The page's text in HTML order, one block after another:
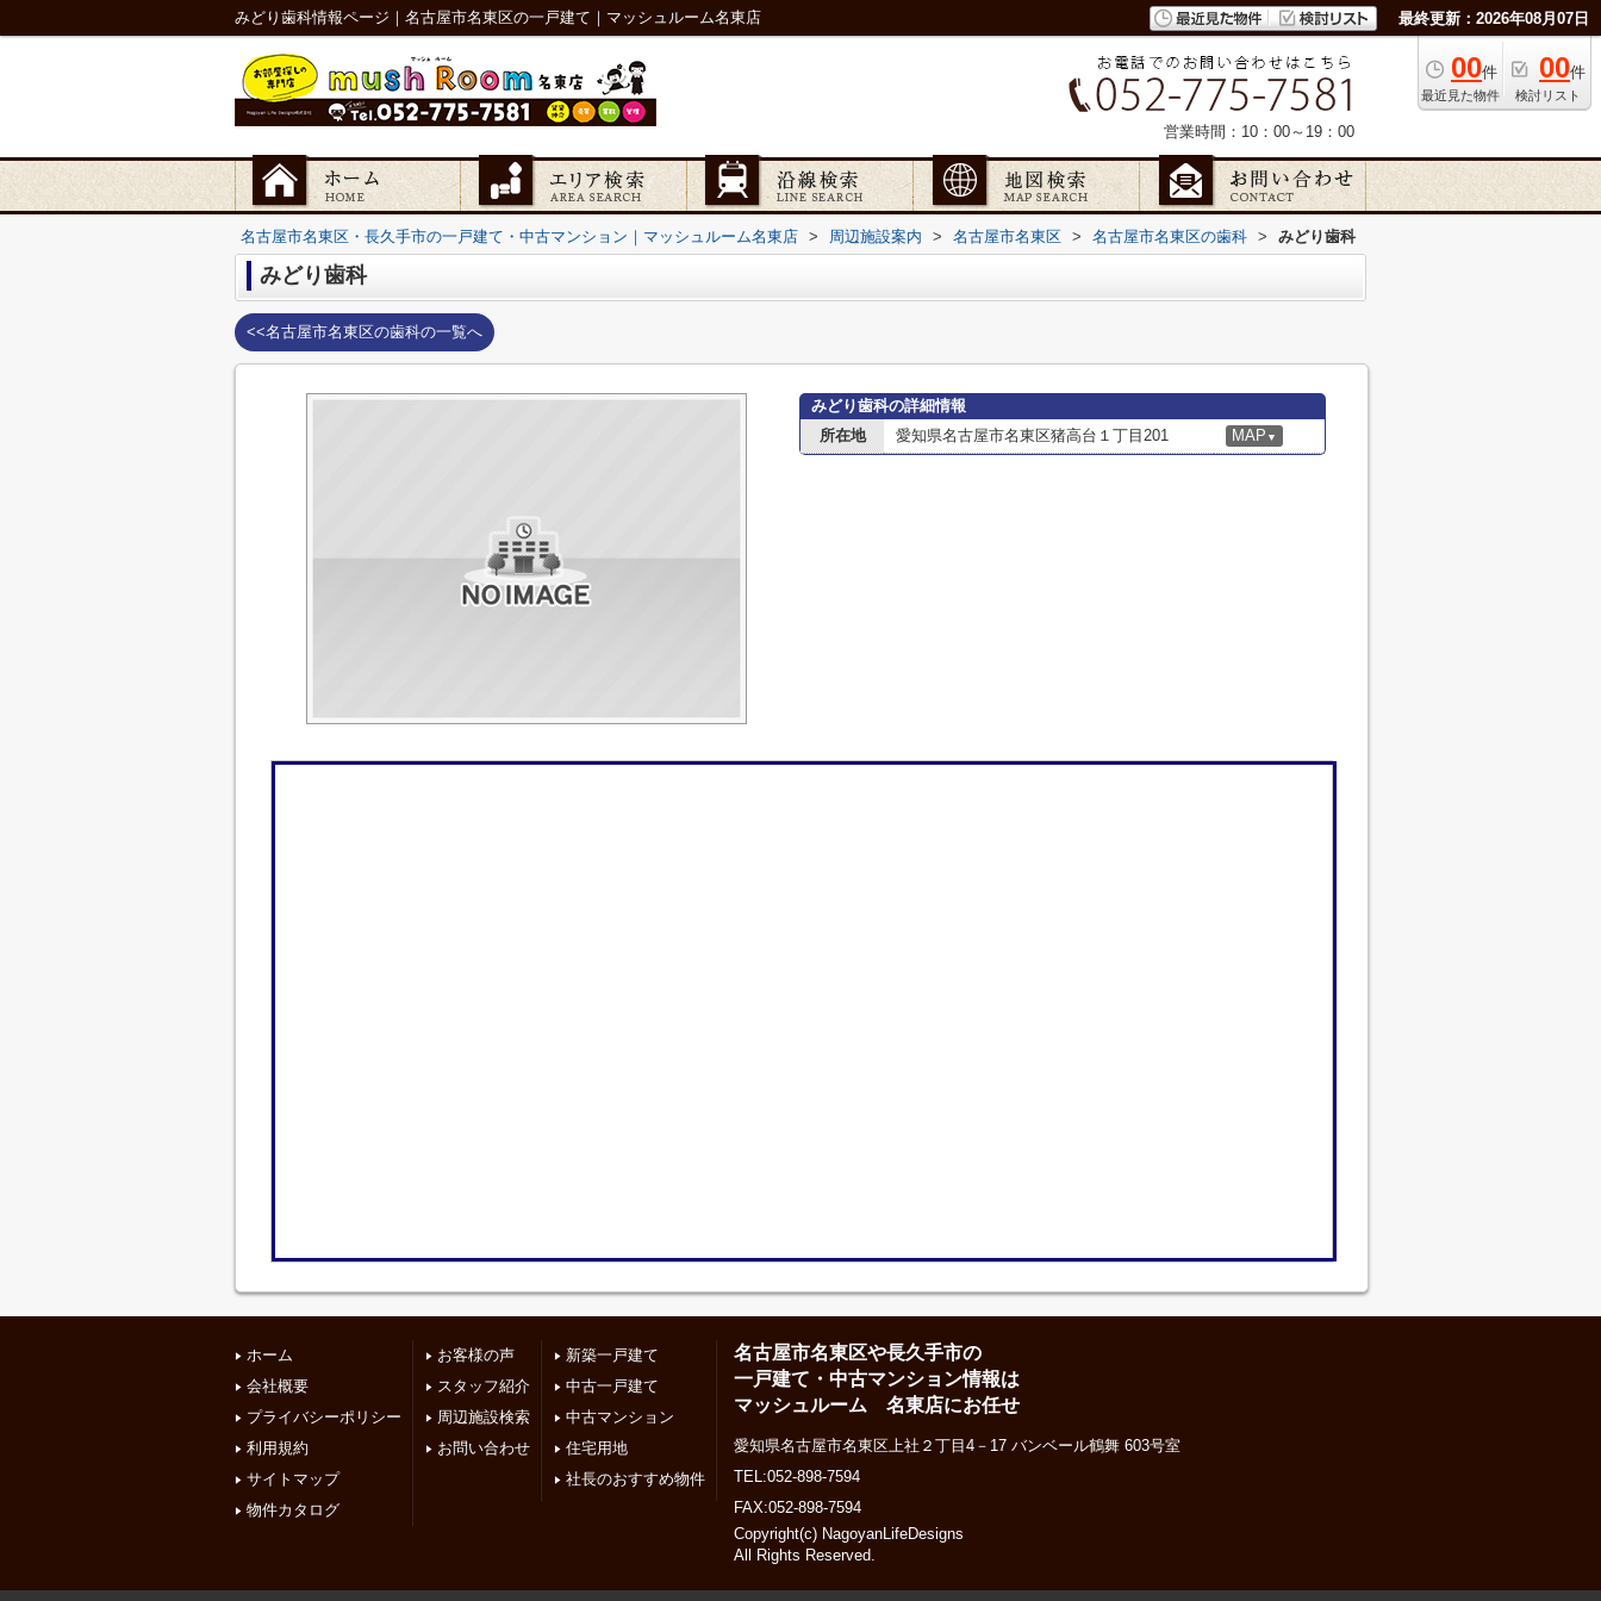
みどり歯科情報ページ｜名古屋市名東区の一戸建て｜マッシュルーム名東店 最終更新：2026年08月07日
00件
最近見た物件
00件
検討リスト
営業時間：10：00～19：00
名古屋市名東区・長久手市の一戸建て・中古マンション｜マッシュルーム名東店 > 周辺施設案内 > 名古屋市名東区 > 名古屋市名東区の歯科 > みどり歯科
みどり歯科
<<名古屋市名東区の歯科の一覧へ
みどり歯科の詳細情報
所在地
愛知県名古屋市名東区猪高台１丁目201 MAP ▼
ホーム
会社概要
プライバシーポリシー
利用規約
サイトマップ
物件カタログ
お客様の声
スタッフ紹介
周辺施設検索
お問い合わせ
新築一戸建て
中古一戸建て
中古マンション
住宅用地
社長のおすすめ物件
名古屋市名東区や長久手市の
一戸建て・中古マンション情報は
マッシュルーム 名東店にお任せ
愛知県名古屋市名東区上社２丁目4－17 バンベール鶴舞 603号室
TEL:052-898-7594
FAX:052-898-7594
Copyright(c) NagoyanLifeDesigns
All Rights Reserved.